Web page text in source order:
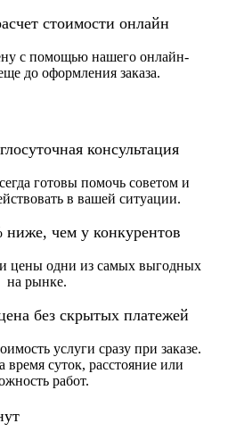
стоимости онлайн
с помощью нашего онлайн-
до оформления заказа.
консультация
готовы помочь советом и
в вашей ситуации.
чем у конкурентов
цены одни из самых выгодных
на рынке.
без скрытых платежей
услуги сразу при заказе.
время суток, расстояние или
работ.